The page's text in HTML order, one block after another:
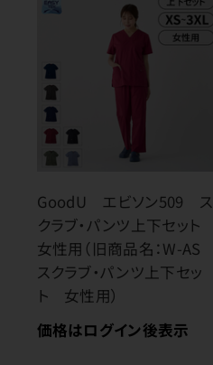
GoodU エビソン509 ス
クラブ・パンツ上下セット
女性用（旧商品名：W-AS
スクラブ・パンツ上下セッ
ト 女性用）
価格はログイン後表示